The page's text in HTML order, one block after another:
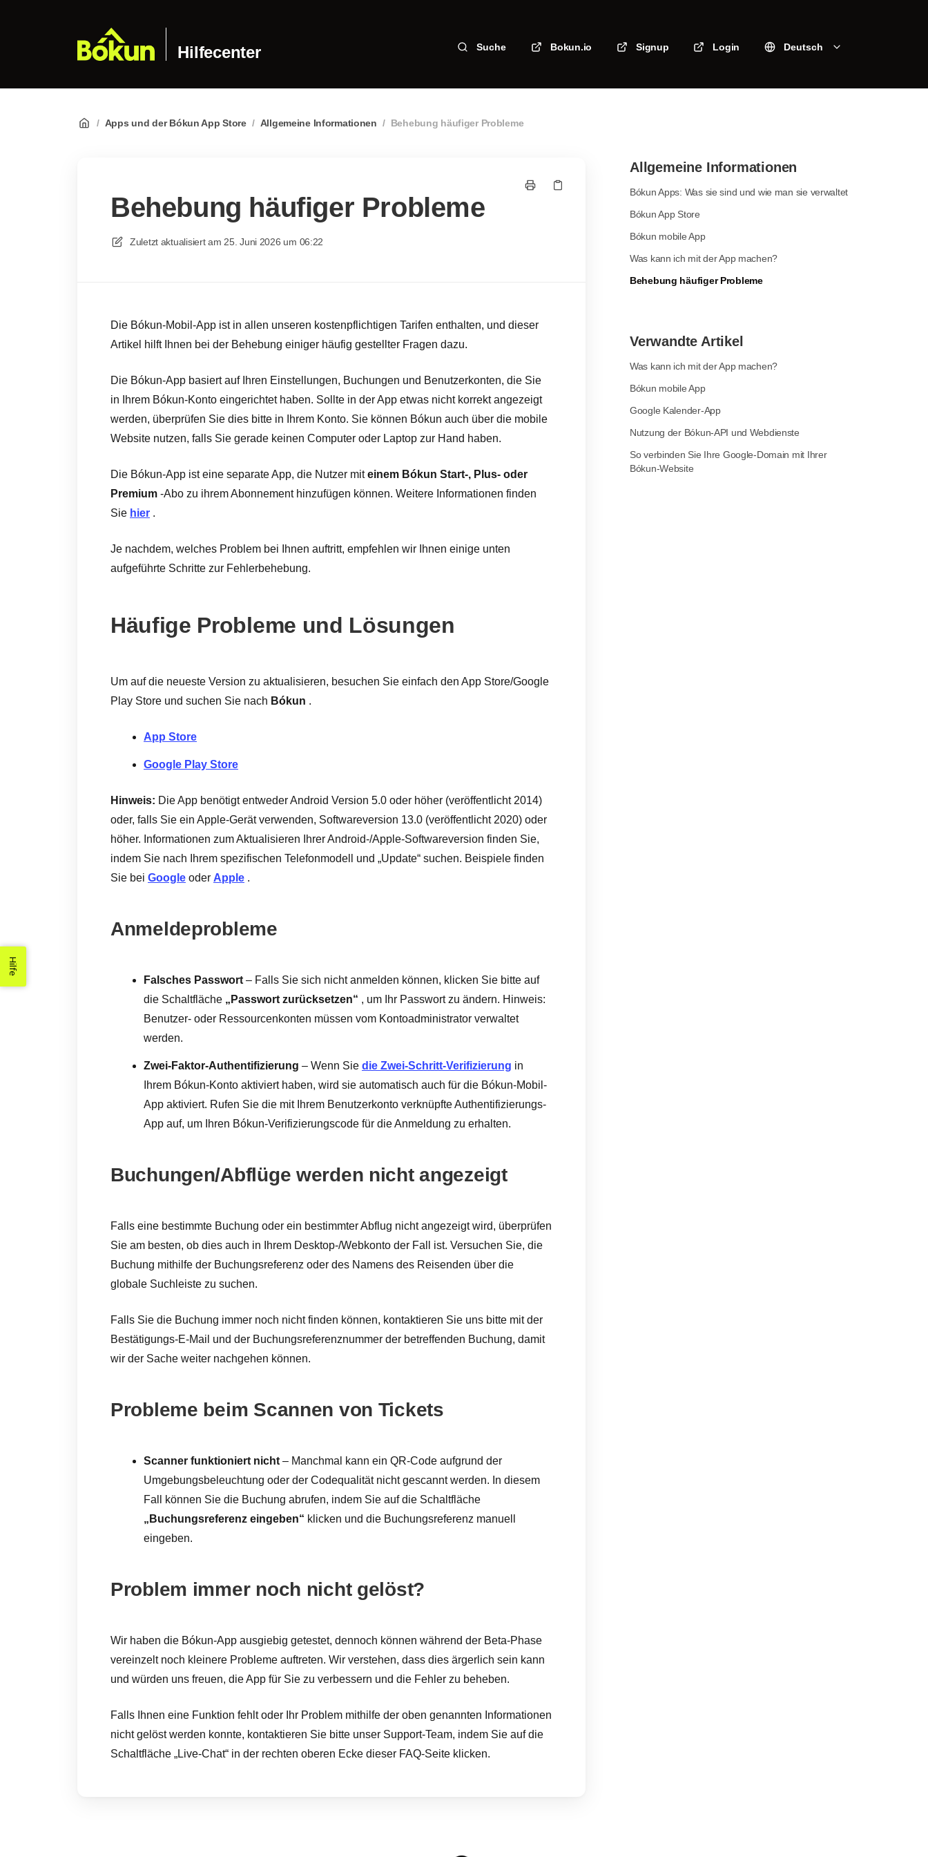
Hilfecenter Suche Bokun.io Signup Login Deutsch
/ Apps und der Bókun App Store / Allgemeine Informationen / Behebung häufiger Probleme
Behebung häufiger Probleme
Zuletzt aktualisiert am 25. Juni 2026 um 06:22
Die Bókun-Mobil-App ist in allen unseren kostenpflichtigen Tarifen enthalten, und dieser
Artikel hilft Ihnen bei der Behebung einiger häufig gestellter Fragen dazu.
Die Bókun-App basiert auf Ihren Einstellungen, Buchungen und Benutzerkonten, die Sie
in Ihrem Bókun-Konto eingerichtet haben. Sollte in der App etwas nicht korrekt angezeigt
werden, überprüfen Sie dies bitte in Ihrem Konto. Sie können Bókun auch über die mobile
Website nutzen, falls Sie gerade keinen Computer oder Laptop zur Hand haben.
Die Bókun-App ist eine separate App, die Nutzer miteinem Bókun Start-, Plus- oder
Premium -Abo zu ihrem Abonnement hinzufügen können. Weitere Informationen finden
Sie hier .
Je nachdem, welches Problem bei Ihnen auftritt, empfehlen wir Ihnen einige unten
aufgeführte Schritte zur Fehlerbehebung.
Häufige Probleme und Lösungen
Um auf die neueste Version zu aktualisieren, besuchen Sie einfach den App Store/Google
Play Store und suchen Sie nach Bókun .
App Store
Google Play Store
Hinweis: Die App benötigt entweder Android Version 5.0 oder höher (veröffentlicht 2014)
oder, falls Sie ein Apple-Gerät verwenden, Softwareversion 13.0 (veröffentlicht 2020) oder
höher. Informationen zum Aktualisieren Ihrer Android-/Apple-Softwareversion finden Sie,
indem Sie nach Ihrem spezifischen Telefonmodell und „Update“ suchen. Beispiele finden
Sie bei Google oder Apple .
Anmeldeprobleme
Falsches Passwort – Falls Sie sich nicht anmelden können, klicken Sie bitte auf
die Schaltfläche „Passwort zurücksetzen“ , um Ihr Passwort zu ändern. Hinweis:
Benutzer- oder Ressourcenkonten müssen vom Kontoadministrator verwaltet
werden.
Zwei-Faktor-Authentifizierung – Wenn Sie die Zwei-Schritt-Verifizierung in
Ihrem Bókun-Konto aktiviert haben, wird sie automatisch auch für die Bókun-Mobil-
App aktiviert. Rufen Sie die mit Ihrem Benutzerkonto verknüpfte Authentifizierungs-
App auf, um Ihren Bókun-Verifizierungscode für die Anmeldung zu erhalten.
Buchungen/Abflüge werden nicht angezeigt
Falls eine bestimmte Buchung oder ein bestimmter Abflug nicht angezeigt wird, überprüfen
Sie am besten, ob dies auch in Ihrem Desktop-/Webkonto der Fall ist. Versuchen Sie, die
Buchung mithilfe der Buchungsreferenz oder des Namens des Reisenden über die
globale Suchleiste zu suchen.
Falls Sie die Buchung immer noch nicht finden können, kontaktieren Sie uns bitte mit der
Bestätigungs-E-Mail und der Buchungsreferenznummer der betreffenden Buchung, damit
wir der Sache weiter nachgehen können.
Probleme beim Scannen von Tickets
Scanner funktioniert nicht – Manchmal kann ein QR-Code aufgrund der
Umgebungsbeleuchtung oder der Codequalität nicht gescannt werden. In diesem
Fall können Sie die Buchung abrufen, indem Sie auf die Schaltfläche
„Buchungsreferenz eingeben“ klicken und die Buchungsreferenz manuell
eingeben.
Problem immer noch nicht gelöst?
Wir haben die Bókun-App ausgiebig getestet, dennoch können während der Beta-Phase
vereinzelt noch kleinere Probleme auftreten. Wir verstehen, dass dies ärgerlich sein kann
und würden uns freuen, die App für Sie zu verbessern und die Fehler zu beheben.
Falls Ihnen eine Funktion fehlt oder Ihr Problem mithilfe der oben genannten Informationen
nicht gelöst werden konnte, kontaktieren Sie bitte unser Support-Team, indem Sie auf die
Schaltfläche „Live-Chat“ in der rechten oberen Ecke dieser FAQ-Seite klicken.
Allgemeine Informationen
Bókun Apps: Was sie sind und wie man sie verwaltet
Bókun App Store
Bókun mobile App
Was kann ich mit der App machen?
Behebung häufiger Probleme
Verwandte Artikel
Was kann ich mit der App machen?
Bókun mobile App
Google Kalender-App
Nutzung der Bókun-API und Webdienste
So verbinden Sie Ihre Google-Domain mit Ihrer
Bókun-Website
Hilfe